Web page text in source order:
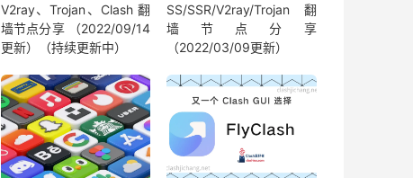
V2ray、Trojan、Clash 翻
墙节点分享 （2022/09/14
更新）（持续更新中）
SS/SSR/V2ray/Trojan 翻
墙节点分享
（2022/03/09更新）